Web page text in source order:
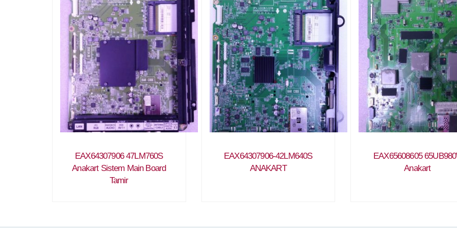
EAX64307906 47LM760S
Anakart Sistem Main Board
Tamir
EAX64307906-42LM640S
ANAKART
EAX65608605
Anakart